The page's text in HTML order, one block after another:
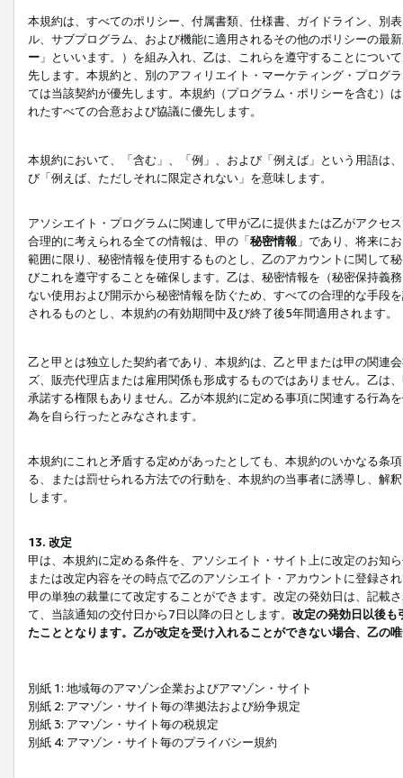
本規約は、すべてのポリシー、付属書類、仕様書、ガイドライン、別
ル、サブプログラム、および機能に適用されるその他のポリシーの最
ー 」といいます。）を組み入れ、乙は、これらを遵守することにつ
先します。本規約と、別のアフィリエイト・マーケティング・プログ
ては当該契約が優先します。本規約（プログラム・ポリシーを含む）
れたすべての合意および協議に優先します。
本規約において、「含む」、「例」、および「例えば」という用語は
び「例えば、ただしそれに限定されない」を意味します。
アソシエイト・プログラムに関連して甲が乙に提供または乙がアクセ
合理的に考えられる全ての情報は、甲の「秘密情報 」であり、将来に
範囲に限り、秘密情報を使用するものとし、乙のアカウントに関して
びこれを遵守することを確保します。乙は、秘密情報を（秘密保持義
ない使用および開示から秘密情報を防ぐため、すべての合理的な手段
されるものとし、本規約の有効期間中及び終了後5年間適用されます。
乙と甲とは独立した契約者であり、本規約は、乙と甲または甲の関連
ズ、販売代理店または雇用関係も形成するものではありません。乙は
承諾する権限もありません。乙が本規約に定める事項に関連する行為
為を自ら行ったとみなされます。
本規約にこれと矛盾する定めがあったとしても、本規約のいかなる条
る、または罰せられる方法での行動を、本規約の当事者に誘導し、解
します。
13. 改定
甲は、本規約に定める条件を、アソシエイト・サイト上に改定のお知
または改定内容をその時点で乙のアソシエイト・アカウントに登録さ
甲の単独の裁量にて改定することができます。改定の発効日は、記載
て、当該通知の交付日から7日以降の日とします。 改定の発効日以後も
たこととなります。乙が改定を受け入れることができない場合、乙の
別紙 1: 地域毎のアマゾン企業およびアマゾン・サイト
別紙 2: アマゾン・サイト毎の準拠法および紛争規定
別紙 3: アマゾン・サイト毎の税規定
別紙 4: アマゾン・サイト毎のプライバシー規約